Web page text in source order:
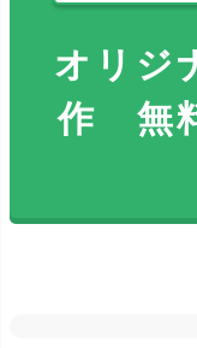
オリジ
作 無